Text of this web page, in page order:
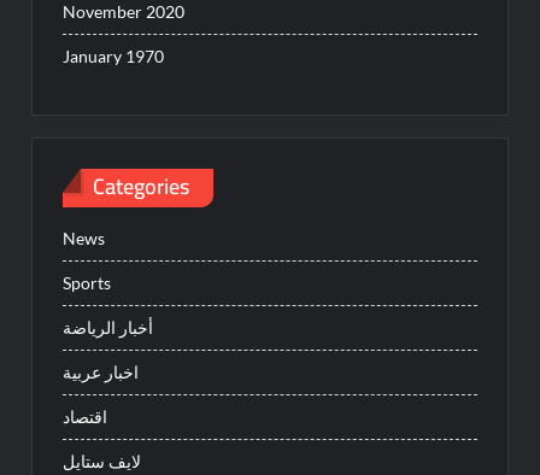
November 2020
January 1970
Categories
News
Sports
أخبار الرياضة
اخبار عربية
اقتصاد
لايف ستايل